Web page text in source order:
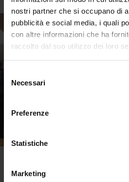
nostri partner che si occupano di
pubblicità e social media, i quali
con altre informazioni che ha
raccolto dal suo utilizzo dei loro
Selezione
delNecessari
Preferenze
Statistiche
Marketing